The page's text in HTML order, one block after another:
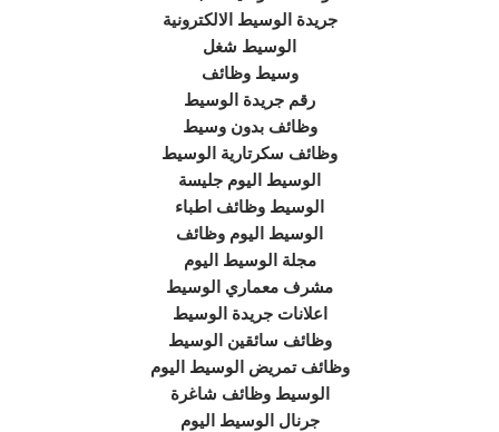
جريدة الوسيط الالكترونية
الوسيط شغل
وسيط وظائف
رقم جريدة الوسيط
وظائف بدون وسيط
وظائف سكرتارية الوسيط
الوسيط اليوم جليسة
الوسيط وظائف اطباء
الوسيط اليوم وظائف
مجلة الوسيط اليوم
مشرف معماري الوسيط
اعلانات جريدة الوسيط
وظائف سائقين الوسيط
وظائف تمريض الوسيط اليوم
الوسيط وظائف شاغرة
جرنال الوسيط اليوم